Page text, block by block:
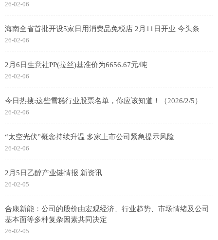
26-02-06
海南全省首批开设5家日用消费品免税店 2月11日开业 今头条
26-02-06
2月6日生意社PP(拉丝)基准价为6656.67元/吨
26-02-06
今日热搜:这些雪糕行业股票名单，你应该知道！（2026/2/5）
26-02-06
“太空光伏”概念持续升温 多家上市公司紧急提示风险
26-02-06
2月5日乙醇产业链情报 新资讯
26-02-05
合康新能：公司的股价由宏观经济、行业趋势、市场情绪及公司
基本面等多种复杂因素共同决定
26-02-05